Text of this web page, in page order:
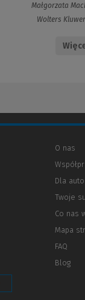
Małgorzata
Wolters
O nas
Dla
Twoje
Co nas
Mapa
FAQ
Blog